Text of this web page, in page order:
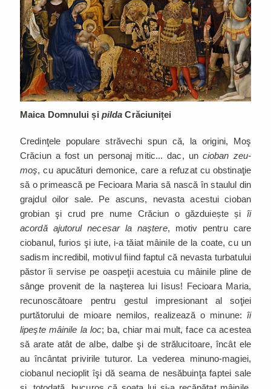
Maica Domnului și pilda Crăciuniței
Credinţele populare străvechi spun că, la origini, Moş
Crăciun a fost un personaj mitic... dac, un cioban zeu-
moş, cu apucături demonice, care a refuzat cu obstinaţie
să o primească pe Fecioara Maria să nască în staulul din
grajdul oilor sale. Pe ascuns, nevasta acestui cioban
grobian şi crud pre nume Crăciun o găzduiește și îi
acordă ajutorul necesar la naştere, motiv pentru care
ciobanul, furios şi iute, i-a tăiat mâinile de la coate, cu un
sadism incredibil, motivul fiind faptul că nevasta turbatului
păstor îi servise pe oaspeţii acestuia cu mâinile pline de
sânge provenit de la naşterea lui Iisus! Fecioara Maria,
recunoscătoare pentru gestul impresionant al soţiei
purtătorului de mioare nemilos, realizează o minune: îi
lipeşte mâinile la loc; ba, chiar mai mult, face ca acestea
să arate atât de albe, dalbe şi de strălucitoare, încât ele
au încântat privirile tuturor. La vederea minuno-magiei,
ciobanul necioplit îşi dă seama de nesăbuinţa faptei sale